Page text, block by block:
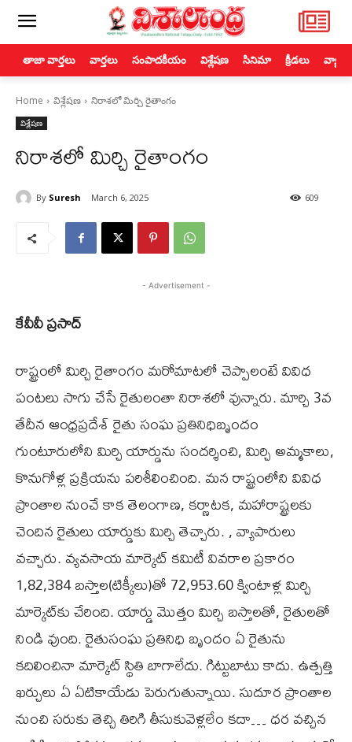
తాజా వార్తలు వార్తలు సంపాదకీయం విశ్లేషణ సినిమా క్రీడలు
Home విశ్లేషణ నిరాశలో మిర్చి రైతాంగం
విశ్లేషణ
నిరాశలో మిర్చి రైతాంగం
By Suresh March 6, 2025 609
- Advertisement -
కేవీవీ ప్రసాద్‌
రాష్ట్రంలో మిర్చి రైతాంగం మరోమాటలో చెప్పాలంటే వివిధ
పంటలు సాగు చేసే రైతులంతా నిరాశలో వున్నారు. మార్చి 3వ
తేదీన ఆంధ్రప్రదేశ్‌ రైతు సంఘ ప్రతినిధిబృందం
గుంటూరులోని మిర్చి యార్డును సందర్శించి, మిర్చి అమ్మకాలు,
కొనుగోళ్ల ప్రక్రియను పరిశీలించింది. మన రాష్ట్రంలోని వివిధ
ప్రాంతాల నుంచే కాక తెలంగాణ, కర్ణాటక, మహారాష్ట్రలకు
చెందిన రైతులు యార్డుకు మిర్చి తెచ్చారు. , వ్యాపారులు
వచ్చారు. వ్యవసాయ మార్కెట్‌ కమిటీ వివరాల ప్రకారం
1,82,384 బస్తాల(టిక్కీలు)తో 72,953.60 క్వింటాళ్ల మిర్చి
మార్కెట్‌కు చేరింది. యార్డు మొత్తం మిర్చి బస్తాలతో, రైతులతో
నిండి వుంది. రైతుసంఘ ప్రతినిధి బృందం ఏ రైతును
కదిలించినా మార్కెట్‌ స్థితి బాగాలేదు. గిట్టుబాటు కాదు. ఉత్పత్తి
ఖర్చులు ఏ ఏటికాయేడు పెరుగుతున్నాయి. సుదూర ప్రాంతాల
నుంచి సరుకు తెచ్చి తిరిగి తీసుకువెళ్లలేం కదా… ధర వచ్చిన